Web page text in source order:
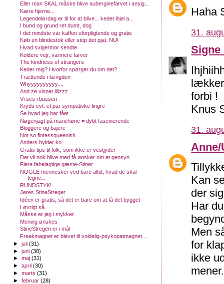
Haha
31.
Signe
lækker
forbi !
Knus
31.
Kan
der
Har
Men
for
ikke
mener.
Eller man SKAL måske blive auberginefarvet i ansig...
Kære hjerne...
Legendelørdag er til for at blive... kedet ihjel a...
I bund og grund ret dumt, dog
I det mindste var kaffen uforpligtende og gratis
Køb en blindestok eller stop det pjat. NU!
Hvad svigermor sendte
Koldere vejr, varmere farver
The kindness of strangers
Keder mig? Hvorfor spørger du om det?
Trættende i længden
Whyyyyyyyyyy....
And ze vinner iiiizzz...
Vi ses i bussen
Kryds evt. et par sympatiske fingre
Se hvad jeg har fået
Nøgenjagt på mariehøne = dybt fascinerende
Bloggere og bajere
Not so fintessqueenish
Anders hylder ko
Gratis tips til folk, som ikke er vestjyder
Det vil nok blive med få ønsker om et gensyn
Flere fabelagtige gæste-Stiner
NOGLE mennesker ved bare altid, hvad de skal
tegne...
RUNDSTYK!
Jeres StineStreger
Idéen er gratis, så det er bare om at få det bygget
I øvrigt så...
Måske er jeg i stykker
Mening ønskes
StineStregen er i mål
Freakmagnet er blevet til voldelig-psykopatmagnet....
►juli(31)
►juni(30)
►maj(31)
►april(30)
►marts(31)
►februar(28)